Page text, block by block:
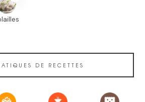
DE RECETTES